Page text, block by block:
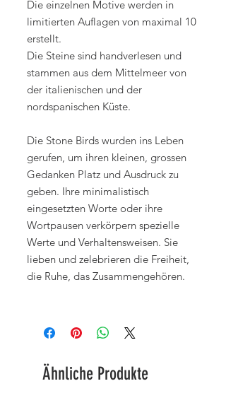
Die einzelnen Motive werden in
limitierten Auflagen von maximal 10
erstellt.
Die Steine sind handverlesen und
stammen aus dem Mittelmeer von
der italienischen und der
nordspanischen Küste.
Die Stone Birds wurden ins Leben
gerufen, um ihren kleinen, grossen
Gedanken Platz und Ausdruck zu
geben. Ihre minimalistisch
eingesetzten Worte oder ihre
Wortpausen verkörpern spezielle
Werte und Verhaltensweisen. Sie
lieben und zelebrieren die Freiheit,
die Ruhe, das Zusammengehören.
Ähnliche Produkte